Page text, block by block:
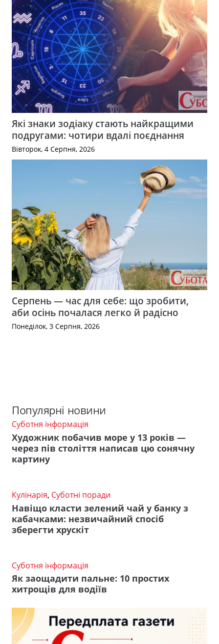
Які знаки зодіаку стають найкращими
подругами: чотири вдалі поєднання
Вівторок, 4 Серпня, 2026
Серпень — час для себе: що зробити,
аби осінь почалася легко й радісно
Понеділок, 3 Серпня, 2026
Популярні новини
Суботня інформація
Художник побачив море у 13 років —
через пів століття написав цю сонячну
картину
Кулінарія, Суботні поради
Навіщо класти зелений чай у банку з
кабачками: незвичайний спосіб
зберегти хрускіт
Суботня інформація
Як заощадити пальне: 10 простих
хитрощів для водіїв